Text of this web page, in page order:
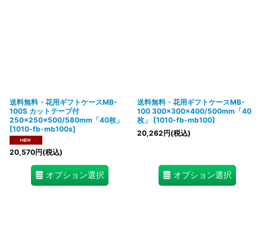
送料無料・花用ギフトケースMB-
100S カットテープ付
250×250×500/580mm「40枚」
[1010-fb-mb100s]
20,570円(税込)
オプション選択
送料無料・花用ギフトケースMB-
100 300×300×400/500mm「40
枚」
[1010-fb-mb100]
20,262円(税込)
オプション選択